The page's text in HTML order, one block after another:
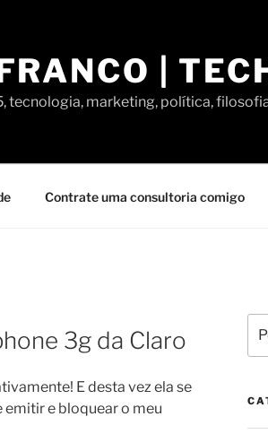
|
tecnologia, marketing, política,
Contrate uma consultoria comigo
3g da Claro
E desta vez ela se
emitir e bloquear o meu